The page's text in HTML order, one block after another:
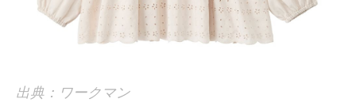
出典：ワークマン